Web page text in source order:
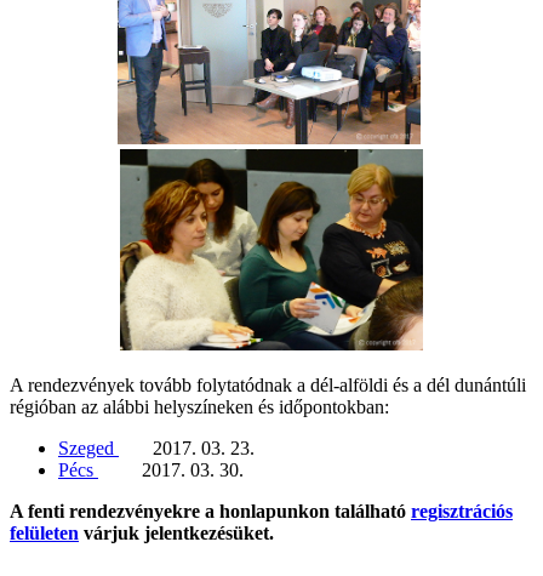
A rendezvények tovább folytatódnak a dél-alföldi és a dél dunántúli
régióban az alábbi helyszíneken és időpontokban:
Szeged
2017. 03. 23.
Pécs
2017. 03. 30.
A fenti rendezvényekre a honlapunkon található regisztrációs
felületen várjuk jelentkezésüket.